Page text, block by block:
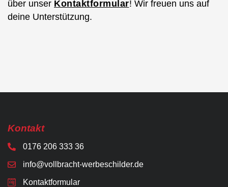
über unser Kontaktformular! Wir freuen uns auf
deine Unterstützung.
Kontakt
0176 206 333 36
info@vollbracht-werbeschilder.de
Kontaktformular